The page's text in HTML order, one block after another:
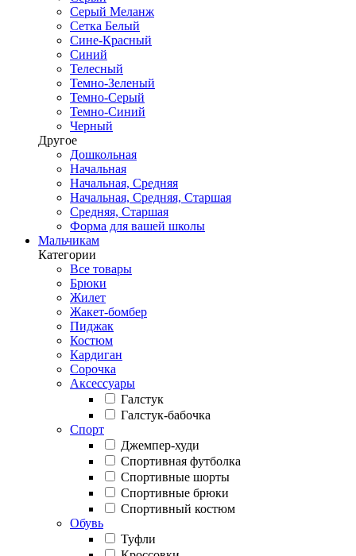
Серый Меланж
Сетка Белый
Сине-Красный
Синий
Телесный
Темно-Зеленый
Темно-Серый
Темно-Синий
Черный
Другое
Дошкольная
Начальная
Начальная, Средняя
Начальная, Средняя, Старшая
Средняя, Старшая
Форма для вашей школы
Мальчикам
Категории
Все товары
Брюки
Жилет
Жакет-бомбер
Пиджак
Костюм
Кардиган
Сорочка
Аксессуары
Галстук
Галстук-бабочка
Спорт
Джемпер-худи
Спортивная футболка
Спортивные шорты
Спортивные брюки
Спортивный костюм
Обувь
Туфли